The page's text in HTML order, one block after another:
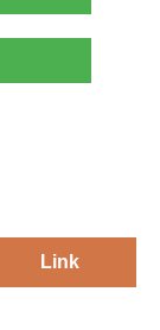
Link